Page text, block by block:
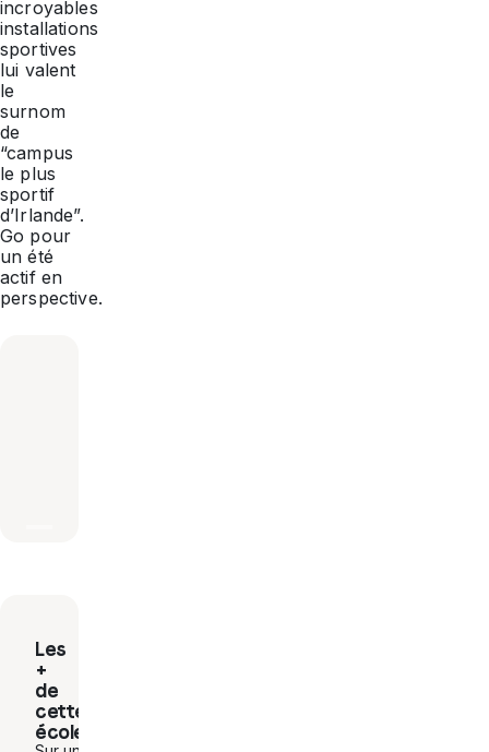
incroyables
installations
sportives
lui valent
le
surnom
de
“campus
le plus
sportif
d’Irlande”.
Go pour
un été
actif en
perspective.
Les
+
de
cette
école